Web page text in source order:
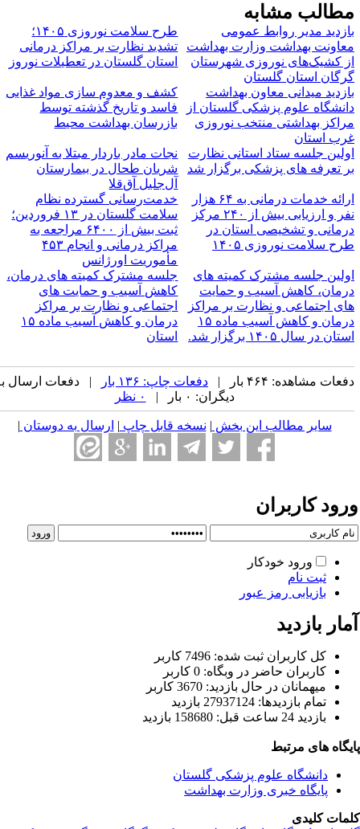
مشابه
مدیر روابط عمومی
بهداشت وزارت بهداشت
کشیک‌های نوروزی شهرستان
استان گلستان
طرح سلامت نوروزی ۱۴۰۵؛
تشدید نظارت بر مراکز درمانی
استان گلستان در تعطیلات نوروز
میدانی معاون بهداشت
علوم پزشکی گلستان از
بهداشتی منتخب نوروزی
استان
کشف و معدوم سازی مواد غذایی
فاسد و تاریخ گذشته توسط
بازرسان بهداشت محیط
جلسه ستاد استانی نظارت
تعرفه های پزشکی برگزار شد
نجات مادر باردار مبتلا به آنوریسم
شریان طحال در بیمارستان
آل‌جلیل آق‌قلا
ارائه خدمات درمانی به ۶۴ هزار
نفر و ارزیابی بیش از ۲۴۰ مرکز
و تشخیصی استان در
سلامت نوروزی ۱۴۰۵
خدمت‌رسانی گسترده نظام
سلامت گلستان در ۱۳ فروردین؛
ثبت بیش از ۶۴۰۰ مراجعه به
مراکز درمانی و انجام ۴۵۳
مأموریت اورژانس
جلسه مشترک کمیته های
کاهش آسیب و حمایت
اجتماعی و نظارت بر مراکز
درمان و کاهش آسیب ماده ۱۵
در سال ۱۴۰۵ برگزار شد.‌
جلسه مشترک کمیته های درمان،
کاهش آسیب و حمایت های
اجتماعی و نظارت بر مراکز
درمان و کاهش آسیب ماده ۱۵
استان
مشاهده: ۴۶۴ بار | دفعات چاپ: ۱۳۶ بار
| دفعات ارسال به
دیگران: ۰ بار |
سایر مطالب این بخش | نسخه قابل چاپ| ارسال به دوستان|
کاربران
ورود خودکار
ثبت نام
بازیابی رمز عبور
بازدید
كل کاربران ثبت شده: 7496 کاربر
کاربران حاضر در وبگاه: 0 کاربر
ميهمانان در حال بازديد: 3670 کاربر
تمام بازديد‌ها: 27937124 بازدید
بازديد 24 ساعت قبل: 158680 بازدید
های مرتبط
دانشگاه علوم پزشکی گلستان
پایگاه خبری وزارت بهداشت
کلیدی